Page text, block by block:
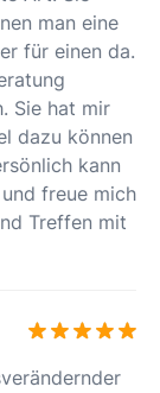
man eine
für einen da.
Sie hat mir
dazu können
kann
freue mich
Treffen mit